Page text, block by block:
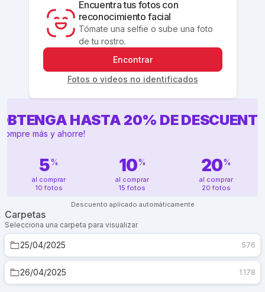
Encuentra tus fotos con
reconocimiento facial
Tómate una selfie o sube una foto
de tu rostro.
Encontrar
Fotos o videos no identificados
HASTA 20% DE
más y ahorre!
5%
al comprar
10 fotos
10%
al comprar
15 fotos
20%
al comprar
20 fotos
Descuento aplicado automáticamente
Carpetas
Selecciona una carpeta para visualizar
25/04/2025 576
26/04/2025 1.178